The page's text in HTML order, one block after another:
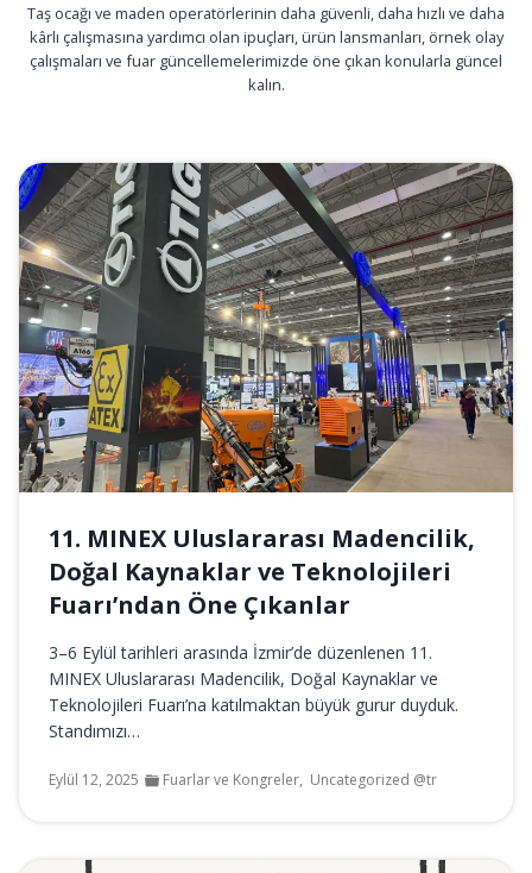
Taş ocağı ve maden operatörlerinin daha güvenli, daha hızlı ve daha
kârlı çalışmasına yardımcı olan ipuçları, ürün lansmanları, örnek olay
çalışmaları ve fuar güncellemelerimizde öne çıkan konularla güncel
kalın.
11. MINEX Uluslararası Madencilik,
Doğal Kaynaklar ve Teknolojileri
Fuarı’ndan Öne Çıkanlar
3–6 Eylül tarihleri arasında İzmir’de düzenlenen 11.
MINEX Uluslararası Madencilik, Doğal Kaynaklar ve
Teknolojileri Fuarı’na katılmaktan büyük gurur duyduk.
Standımızı…
Eylül 12, 2025 Fuarlar ve Kongreler, Uncategorized @tr